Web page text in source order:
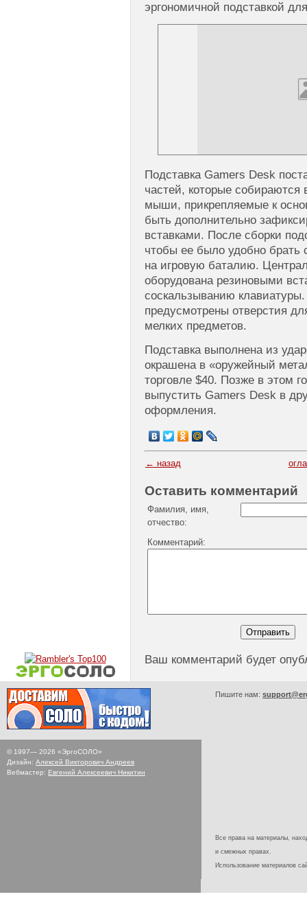
эргономичной подставкой
Подставка Gamers Desk
частей, которые
мыши, прикрепляемые к
быть дополнительно
вставками. После сборки
чтобы ее было удобно брать
на игровую баталию.
оборудована резиновыми
соскальзыванию
предусмотрены отверстия
мелких предметов.
Подставка выполнена из
окрашена в «оружейный
торговле $40. Позже в этом
выпустить Gamers Desk в
оформления.
← назад
Оставить комментарий
Фамилия, имя,
отчество:
Комментарий:
Ваш комментарий будет
© 1997— 2026 «ЭргоСОЛО»
Дизайн: Алексей Викторович Андреев
Вебмастер: Евгений Алексеевич Никитин
Пишите нам:
Все права на материалы,
и смежных правах.
Использование материалов